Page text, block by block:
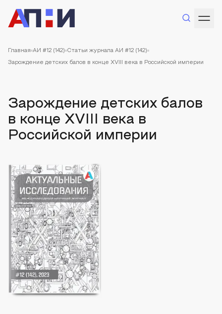
Главная АИ #12 (142) Статьи журнала АИ #12 (142)
Зарождение детских балов в конце XVIII века в Российской империи
Зарождение детских балов
в конце XVIII века в
Российской империи